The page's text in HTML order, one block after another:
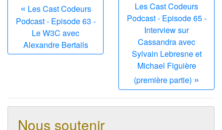
« Les Cast Codeurs
Podcast - Episode 63 -
Le W3C avec
Alexandre Bertails
Les Cast Codeurs
Podcast - Episode 65 -
Interview sur
Cassandra avec
Sylvain Lebresne et
Michael Figuière
(première partie) »
Nous soutenir